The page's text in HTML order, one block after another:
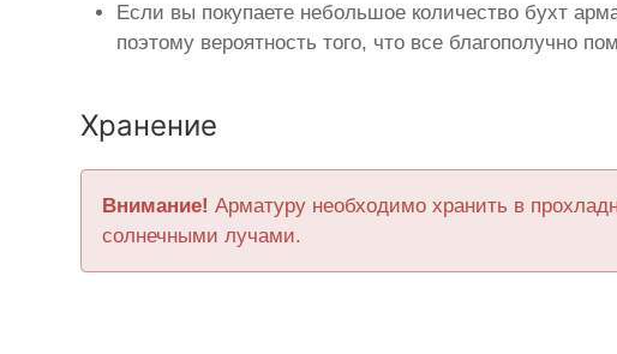
Если вы покупаете небольшое количество бухт
поэтому вероятность того, что все благополучно
Хранение
Внимание! Арматуру необходимо хранить в
солнечными лучами.